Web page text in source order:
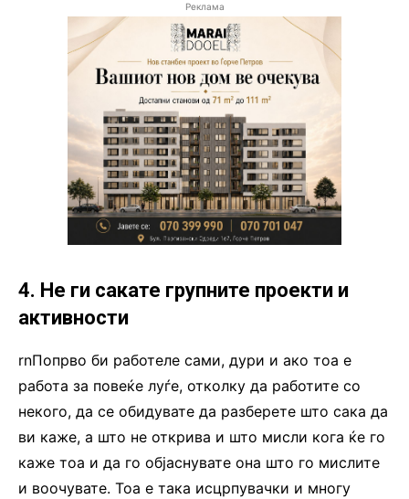
Реклама
4. Не ги сакате групните проекти и
активности
rnПопрво би работеле сами, дури и ако тоа е
работа за повеќе луѓе, отколку да работите со
некого, да се обидувате да разберете што сака да
ви каже, а што не открива и што мисли кога ќе го
каже тоа и да го објаснувате она што го мислите
и воочувате. Тоа е така исцрпувачки и многу